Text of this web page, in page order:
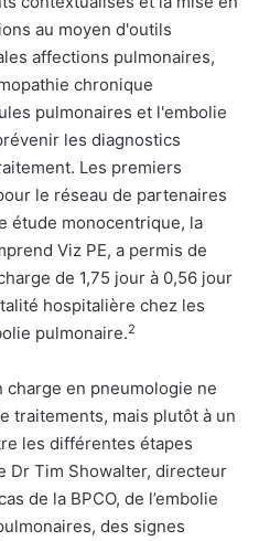
au moyen d'outils
affections pulmonaires,
chronique
pulmonaires et l'embolie
les diagnostics
Les premiers
le réseau de partenaires
étude monocentrique, la
Viz PE, a permis de
de 1,75 jour à 0,56 jour
hospitalière chez les
pulmonaire.2
charge en pneumologie ne
traitements, mais plutôt à un
les différentes étapes
Dr Tim Showalter, directeur
de la BPCO, de l’embolie
des signes